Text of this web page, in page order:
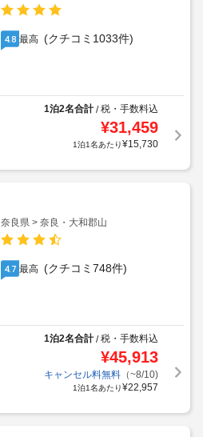
4.8 最高 (クチコミ1033件)
1泊2名合計/税・手数料込
¥31,459
1泊1名あたり¥15,730
奈良県 > 奈良・大和郡山
4.7 最高 (クチコミ748件)
1泊2名合計/税・手数料込
¥45,913
キャンセル料無料（~8/10)
1泊1名あたり¥22,957